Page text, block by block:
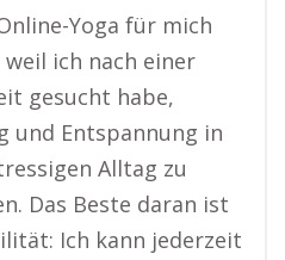
Yoga für mich
ich nach einer
gesucht habe,
und Entspannung in
Alltag zu
Das Beste daran ist
Ich kann jederzeit